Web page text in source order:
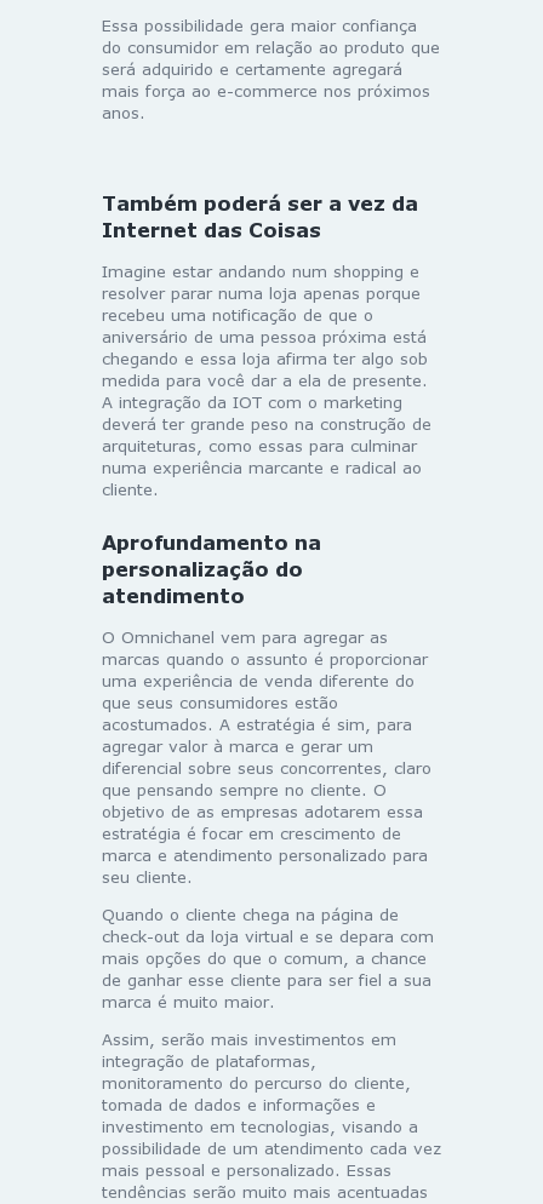
Essa possibilidade gera maior confiança
do consumidor em relação ao produto que
será adquirido e certamente agregará
mais força ao e-commerce nos próximos
anos.
Também poderá ser a vez da
Internet das Coisas
Imagine estar andando num shopping e
resolver parar numa loja apenas porque
recebeu uma notificação de que o
aniversário de uma pessoa próxima está
chegando e essa loja afirma ter algo sob
medida para você dar a ela de presente.
A integração da IOT com o marketing
deverá ter grande peso na construção de
arquiteturas, como essas para culminar
numa experiência marcante e radical ao
cliente.
Aprofundamento na
personalização do
atendimento
O Omnichanel vem para agregar as
marcas quando o assunto é proporcionar
uma experiência de venda diferente do
que seus consumidores estão
acostumados. A estratégia é sim, para
agregar valor à marca e gerar um
diferencial sobre seus concorrentes, claro
que pensando sempre no cliente. O
objetivo de as empresas adotarem essa
estratégia é focar em crescimento de
marca e atendimento personalizado para
seu cliente.
Quando o cliente chega na página de
check-out da loja virtual e se depara com
mais opções do que o comum, a chance
de ganhar esse cliente para ser fiel a sua
marca é muito maior.
Assim, serão mais investimentos em
integração de plataformas,
monitoramento do percurso do cliente,
tomada de dados e informações e
investimento em tecnologias, visando a
possibilidade de um atendimento cada vez
mais pessoal e personalizado. Essas
tendências serão muito mais acentuadas